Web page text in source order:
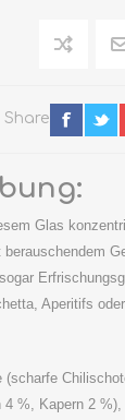
Share
Glas
Aperitifs
%, Kapern 2 %),